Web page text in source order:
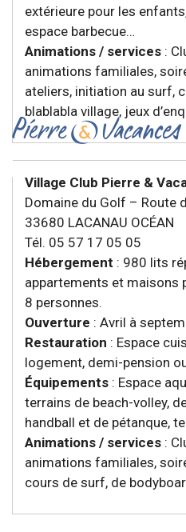
extérieure pour les
espace barbecue…
Animations / services :
animations familiales,
ateliers, initiation au surf,
blablabla village, jeux
Village Club Pierre &
Domaine du Golf – Route
33680 LACANAU OCÉAN
Tél. 05 57 17 05 05
Hébergement : 980 lits
appartements et maisons
8 personnes.
Ouverture : Avril à
Restauration : Espace
logement, demi-pension
Équipements : Espace
terrains de beach-volley,
handball et de pétanque,
Animations / services :
animations familiales,
cours de surf, de